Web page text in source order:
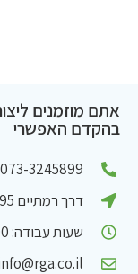
אתם מוזמנים
בהקדם האפשרי
073-3245899
דרך רמתיים 95 הוד השרון
שעות עבודה: 17:00 - 08:00